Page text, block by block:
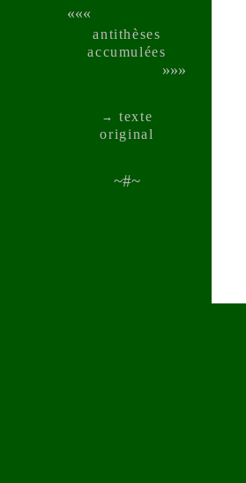
«««
anti­thèses
accu­mu­lées
»»»
→ texte
ori­ginal
~#~